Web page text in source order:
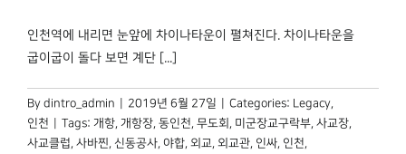
인천역에 내리면 눈앞에 차이나타운이 펼쳐진다. 차이나타운을
굽이굽이 돌다 보면 계단 [...]
By dintro_admin 2019년 6월 27일 Categories: Legacy
인천
Tags: 개항 개항장 동인천 무도회 미군장교구락부 사교장
사교클럽 사바찐 신동공사 야합 외교 외교관 인싸 인천